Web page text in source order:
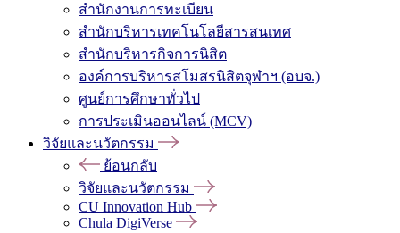
สำนักงานการทะเบียน
สำนักบริหารเทคโนโลยีสารสนเทศ
สำนักบริหารกิจการนิสิต
องค์การบริหารสโมสรนิสิตจุฬาฯ (อบจ.)
ศูนย์การศึกษาทั่วไป
การประเมินออนไลน์ (MCV)
วิจัยและนวัตกรรม
ย้อนกลับ
วิจัยและนวัตกรรม
CU Innovation Hub
Chula DigiVerse